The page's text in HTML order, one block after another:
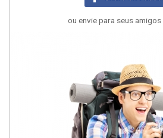
ou envie para seus amigos